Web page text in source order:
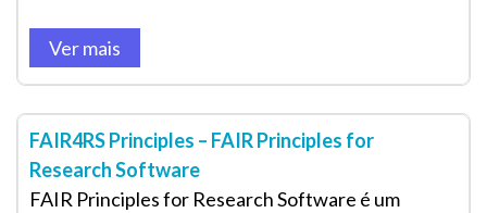
Ver mais
FAIR4RS Principles – FAIR Principles for
Research Software
FAIR Principles for Research Software é um